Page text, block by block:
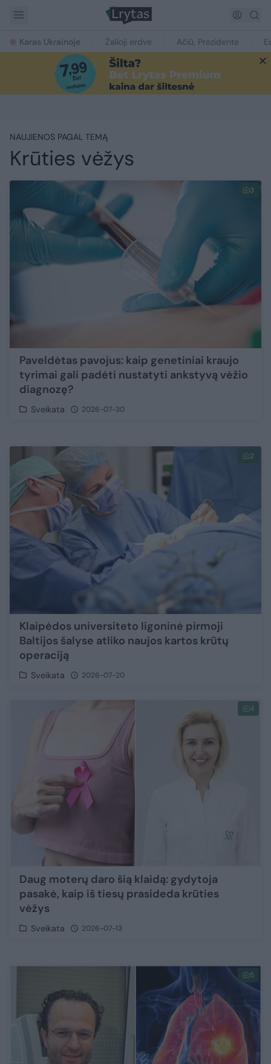
Karas Ukrainoje Žalioji erdvė Ačiū, Prezidente
NAUJIENOS PAGAL TEMĄ
Krūties vėžys
3
Paveldėtas pavojus: kaip genetiniai kraujo
tyrimai gali padėti nustatyti ankstyvą vėžio
diagnozę?
Sveikata 2026-07-30
2
Klaipėdos universiteto ligoninė pirmoji
Baltijos šalyse atliko naujos kartos krūtų
operaciją
Sveikata 2026-07-20
4
Daug moterų daro šią klaidą: gydytoja
pasakė, kaip iš tiesų prasideda krūties
vėžys
Sveikata 2026-07-13
5